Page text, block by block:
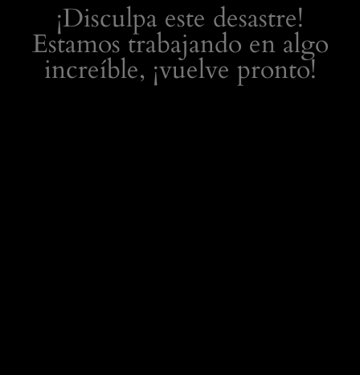
¡Disculpa este desastre!
Estamos trabajando en algo
increíble, ¡vuelve pronto!